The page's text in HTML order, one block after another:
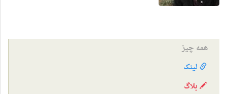
همه چیز
لینک
بلاگ